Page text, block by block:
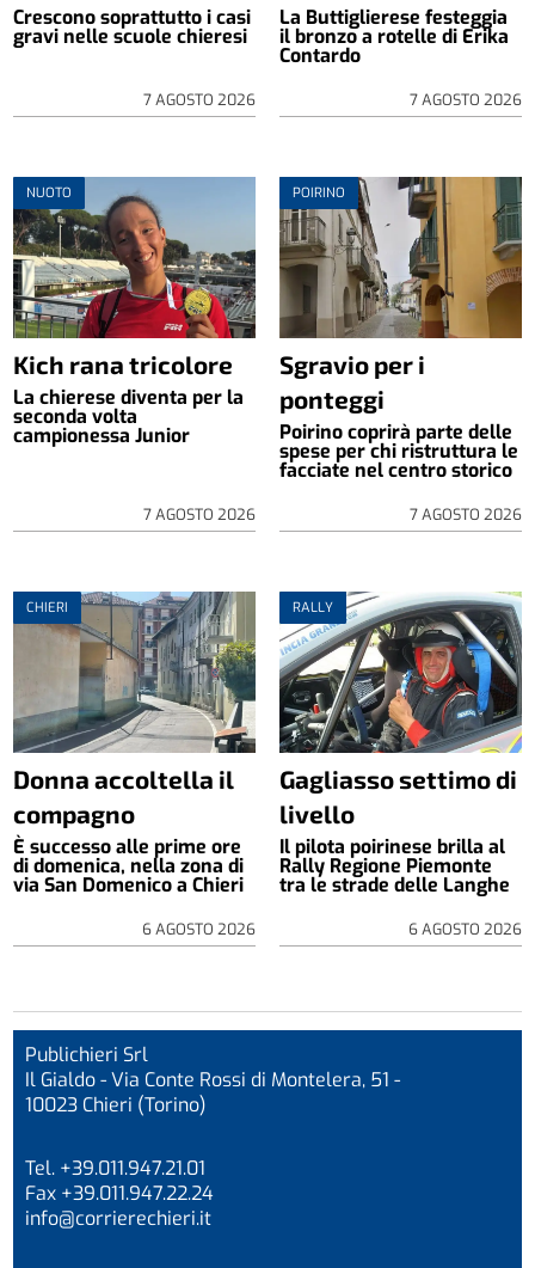
Crescono soprattutto i casi
gravi nelle scuole chieresi
7 AGOSTO 2026
La Buttiglierese festeggia
il bronzo a rotelle di Erika
Contardo
7 AGOSTO 2026
NUOTO
Kich rana tricolore
La chierese diventa per la
seconda volta
campionessa Junior
7 AGOSTO 2026
POIRINO
Sgravio per i
ponteggi
Poirino coprirà parte delle
spese per chi ristruttura le
facciate nel centro storico
7 AGOSTO 2026
CHIERI
Donna accoltella il
compagno
È successo alle prime ore
di domenica, nella zona di
via San Domenico a Chieri
6 AGOSTO 2026
RALLY
Gagliasso settimo di
livello
Il pilota poirinese brilla al
Rally Regione Piemonte
tra le strade delle Langhe
6 AGOSTO 2026
Publichieri Srl
Il Gialdo - Via Conte Rossi di Montelera, 51 -
10023 Chieri (Torino)
Tel. +39.011.947.21.01
Fax +39.011.947.22.24
info@corrierechieri.it